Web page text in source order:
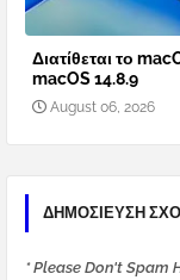
Διατίθεται το
macOS 14.8.9
August 06, 2026
ΔΗΜΟΣΊΕΥΣΗ
* Please Don't Spam